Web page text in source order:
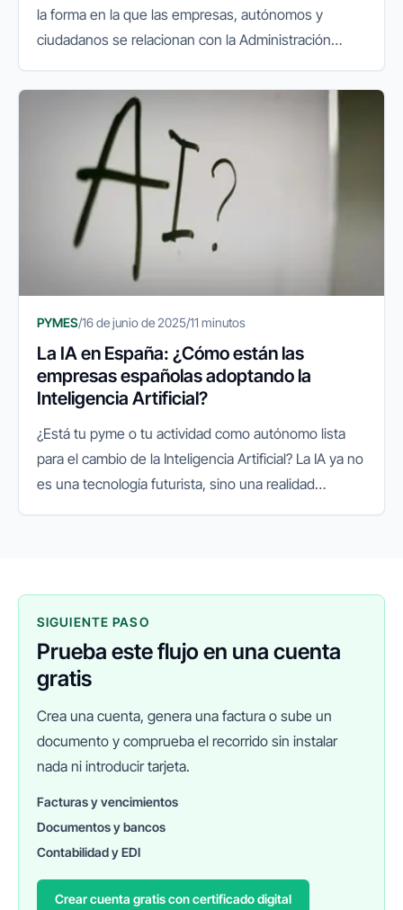
la forma en la que las empresas, autónomos y
ciudadanos se relacionan con la Administración
VeriFactu y las gestiones...
PYMES/16 de junio de 2025/11 minutos
La IA en España: ¿Cómo están las
empresas españolas adoptando la
Inteligencia Artificial?
¿Está tu pyme o tu actividad como autónomo lista
para el cambio de la Inteligencia Artificial? La IA ya no
es una tecnología futurista, sino una realidad
SIGUIENTE PASO
Prueba este flujo en una cuenta
gratis
Crea una cuenta, genera una factura o sube un
documento y comprueba el recorrido sin instalar
nada ni introducir tarjeta.
Facturas y vencimientos
Documentos y bancos
Contabilidad y EDI
Crear cuenta gratis con certificado digital
FINANEDI
Hablemos ahora
Pedir información sobre FinanEDI